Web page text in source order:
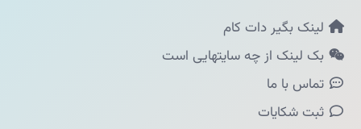
لینک بگیر دات کام
بک لینک از چه سایتهایی است
تماس با ما
ثبت شکایات